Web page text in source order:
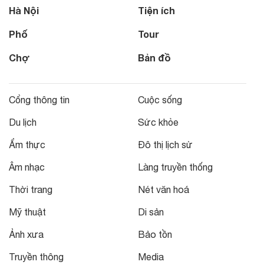
Hà Nội
Phố
Chợ
Tiện ích
Tour
Bản đồ
Cổng thông tin
Du lịch
Ẩm thực
Âm nhạc
Thời trang
Mỹ thuật
Ảnh xưa
Truyền thông
Cuộc sống
Sức khỏe
Đô thị lịch sử
Làng truyền thống
Nét văn hoá
Di sản
Bảo tồn
Media